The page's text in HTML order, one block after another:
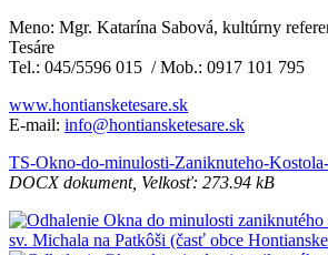
Meno: Mgr. Katarína Sabová, kultúrny
Tesáre
Tel.: 045/5596 015 / Mob.: 0917 101 795
www.hontiansketesare.sk
E-mail: info@hontiansketesare.sk
TS-Okno-do-minulosti-Zaniknuteho-
DOCX dokument, Velkosť: 273.94 kB